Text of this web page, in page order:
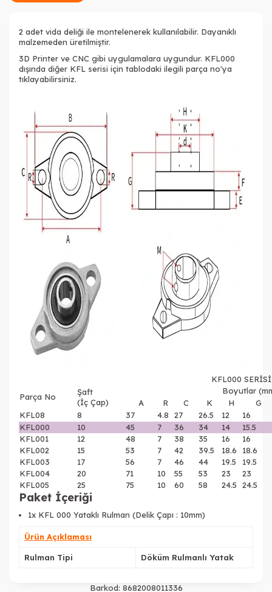
2 adet vida deliği ile montelenerek kullanılabilir. Dayanıklı
malzemeden üretilmiştir.
3D Printer ve CNC gibi uygulamalara uygundur. KFL000
dışında diğer KFL serisi için tablodaki ilegili parça no'ya
tıklayabilirsiniz.
KFL000 SERİSİ
Parça No
Şaft
(İç Çap)
Boyutlar
A
R C K H
G
KFL08
8 37 4.8 27 26.5 12
16
KFL000
10 45 7 36 34 14
15.5
KFL001
12 48 7 38 35 16
16
KFL002
15 53 7 42 39.5 18.6
18.6
KFL003
17 56 7 46 44 19.5
19.5
KFL004
20 71 10 55 53 23
23
KFL005
25 75 10 60 58 24.5 24.5
Paket İçeriği
1x KFL 000 Yataklı Rulman (Delik Çapı : 10mm)
Ürün Açıklaması
Rulman Tipi Döküm Rulmanlı Yatak
Barkod: 8682008011336